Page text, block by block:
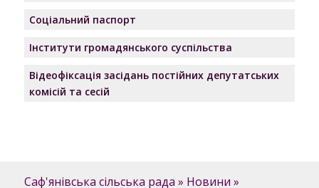
Соціальний паспорт
Інститути громадянського суспільства
Відеофіксація засідань постійних депутатських
комісій та сесій
Саф'янівська сільська рада » Новини »